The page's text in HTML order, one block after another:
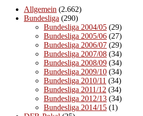
Allgemein (2.662)
Bundesliga (290)
Bundesliga 2004/05 (29)
Bundesliga 2005/06 (27)
Bundesliga 2006/07 (29)
Bundesliga 2007/08 (34)
Bundesliga 2008/09 (34)
Bundesliga 2009/10 (34)
Bundesliga 2010/11 (34)
Bundesliga 2011/12 (34)
Bundesliga 2012/13 (34)
Bundesliga 2014/15 (1)